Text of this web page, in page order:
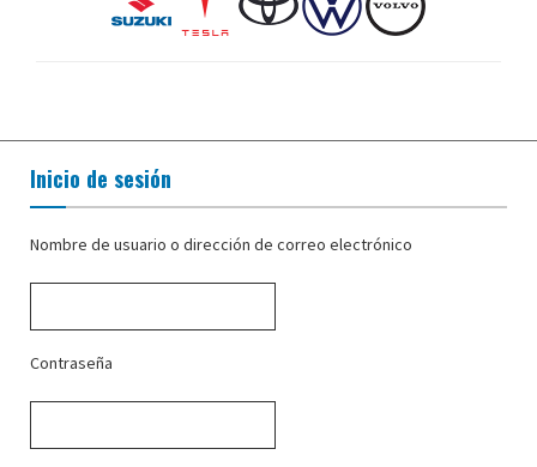
Inicio de sesión
Nombre de usuario o dirección de correo electrónico
Contraseña